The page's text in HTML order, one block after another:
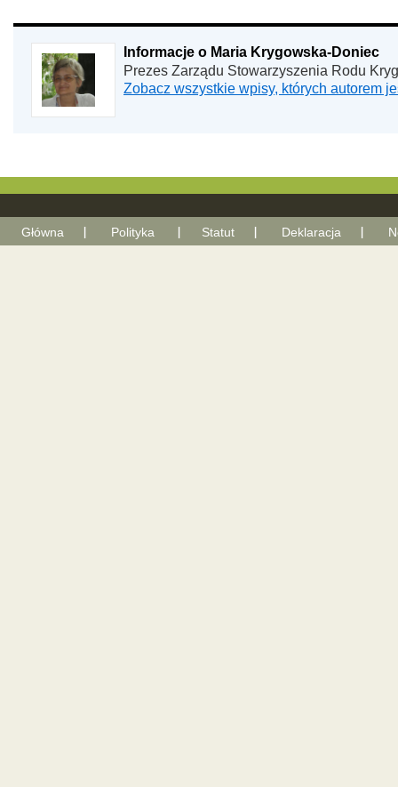
Informacje o Maria Krygowska-Doniec
Prezes Zarządu Stowarzyszenia Rodu
Zobacz wszystkie wpisy, których autorem
Główna Polityka Statut Deklaracja With